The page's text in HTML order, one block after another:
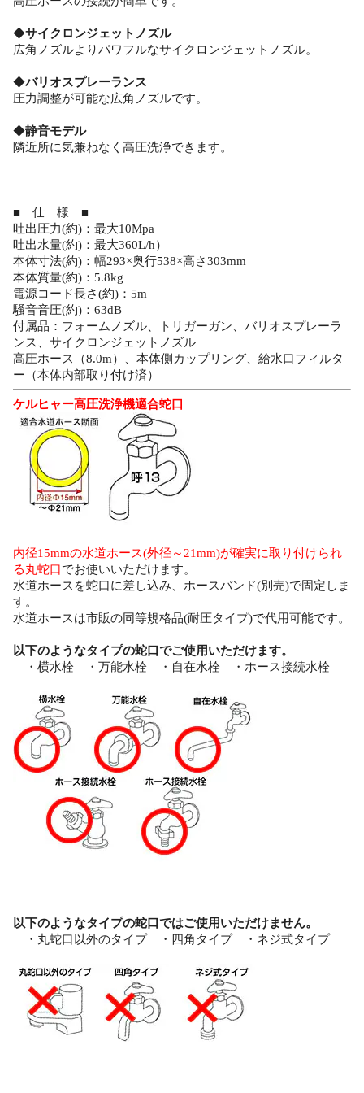
◆サイクロンジェットノズル
広角ノズルよりパワフルなサイクロンジェットノズル。
◆バリオスプレーランス
圧力調整が可能な広角ノズルです。
◆静音モデル
隣近所に気兼ねなく高圧洗浄できます。
■ 仕 様 ■
吐出圧力(約)：最大10Mpa
吐出水量(約)：最大360L/h）
本体寸法(約)：幅293×奥行538×高さ303mm
本体質量(約)：5.8kg
電源コード長さ(約)：5m
騒音音圧(約)：63dB
付属品：フォームノズル、トリガーガン、バリオスプレーラ
ンス、サイクロンジェットノズル
高圧ホース（8.0m）、本体側カップリング、給水口フィルタ
ー（本体内部取り付け済）
ケルヒャー高圧洗浄機適合蛇口
内径15mmの水道ホース(外径～21mm)が確実に取り付けられ
る丸蛇口でお使いいただけます。
水道ホースを蛇口に差し込み、ホースバンド(別売)で固定しま
す。
水道ホースは市販の同等規格品(耐圧タイプ)で代用可能です。
以下のようなタイプの蛇口でご使用いただけます。
・横水栓 ・万能水栓 ・自在水栓 ・ホース接続水栓
以下のようなタイプの蛇口ではご使用いただけません。
・丸蛇口以外のタイプ ・四角タイプ ・ネジ式タイプ